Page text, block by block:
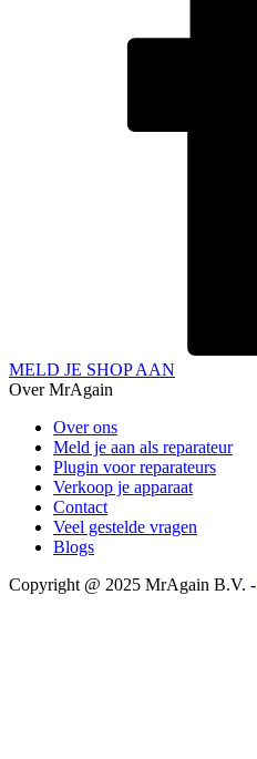
MELD JE SHOP AAN
Over MrAgain
Over ons
Meld je aan als reparateur
Plugin voor reparateurs
Verkoop je apparaat
Contact
Veel gestelde vragen
Blogs
Copyright @ 2025 MrAgain B.V. -